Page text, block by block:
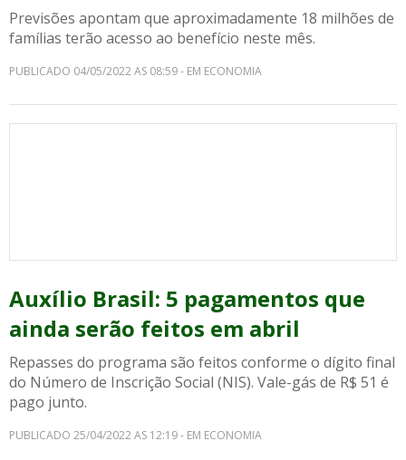
Previsões apontam que aproximadamente 18 milhões de
famílias terão acesso ao benefício neste mês.
PUBLICADO 04/05/2022 AS 08:59 - EM ECONOMIA
Auxílio Brasil: 5 pagamentos que
ainda serão feitos em abril
Repasses do programa são feitos conforme o dígito final
do Número de Inscrição Social (NIS). Vale-gás de R$ 51 é
pago junto.
PUBLICADO 25/04/2022 AS 12:19 - EM ECONOMIA